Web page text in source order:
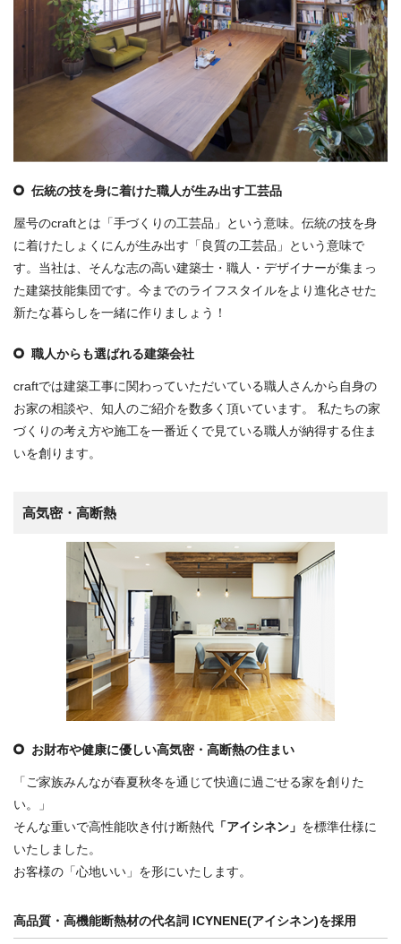
伝統の技を身に着けた職人が生み出す工芸品
屋号のcraftとは「手づくりの工芸品」という意味。伝統の技を身
に着けたしょくにんが生み出す「良質の工芸品」という意味で
す。当社は、そんな志の高い建築士・職人・デザイナーが集まっ
た建築技能集団です。今までのライフスタイルをより進化させた
新たな暮らしを一緒に作りましょう！
職人からも選ばれる建築会社
craftでは建築工事に関わっていただいている職人さんから自身の
お家の相談や、知人のご紹介を数多く頂いています。 私たちの家
づくりの考え方や施工を一番近くで見ている職人が納得する住ま
いを創ります。
高気密・高断熱
お財布や健康に優しい高気密・高断熱の住まい
「ご家族みんなが春夏秋冬を通じて快適に過ごせる家を創りた
い。」
そんな重いで高性能吹き付け断熱代 「アイシネン」 を標準仕様に
いたしました。
お客様の「心地いい」を形にいたします。
高品質・高機能断熱材の代名詞 ICYNENE(アイシネン)を採用